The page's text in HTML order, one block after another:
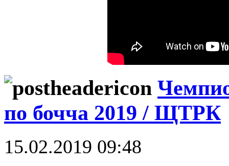
по бочча 2019 / ЩТРК
15.02.2019 09:48